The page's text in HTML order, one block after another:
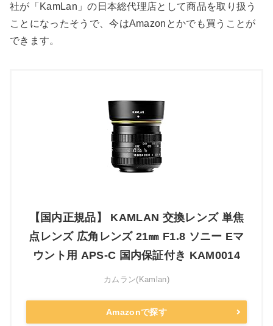
社が「KamLan」の日本総代理店として商品を取り扱う
ことになったそうで、今はAmazonとかでも買うことが
できます。
【国内正規品】 KAMLAN 交換レンズ 単焦
点レンズ 広角レンズ 21㎜ F1.8 ソニー Eマ
ウント用 APS-C 国内保証付き KAM0014
カムラン(Kamlan)
Amazonで探す